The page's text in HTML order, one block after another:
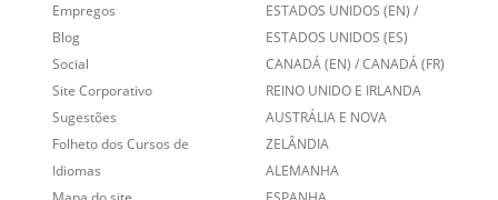
Sobre nós
Empregos
Blog
Social
Site Corporativo
Sugestões
Folheto dos Cursos de
PORTUGAL
ESTADOS UNIDOS (EN)
ESTADOS UNIDOS (ES)
CANADÁ (EN) / CANADÁ (FR)
REINO UNIDO E IRLANDA
AUSTRÁLIA E NOVA
ZELÂNDIA